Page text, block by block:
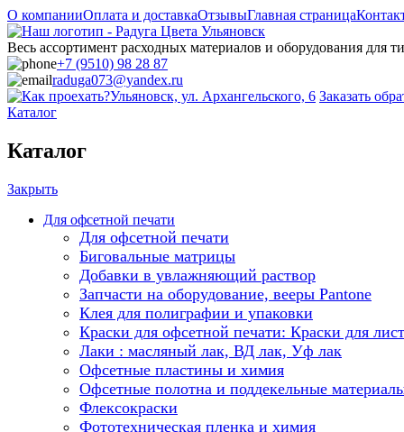
О компанииОплата и доставкаОтзывыГлавная страница
Весь ассортимент расходных материалов и оборудования для
+7 (9510) 98 28 87
raduga073@yandex.ru
Ульяновск, ул. Архангельского, 6 Заказать
Каталог
Каталог
Закрыть
Для офсетной печати
Для офсетной печати
Биговальные матрицы
Добавки в увлажняющий раствор
Запчасти на оборудование, вееры Pantone
Клея для полиграфии и упаковки
Краски для офсетной печати: Краски для
Лаки : масляный лак, ВД лак, Уф лак
Офсетные пластины и химия
Офсетные полотна и поддекельные
Флексокраски
Фототехническая пленка и химия